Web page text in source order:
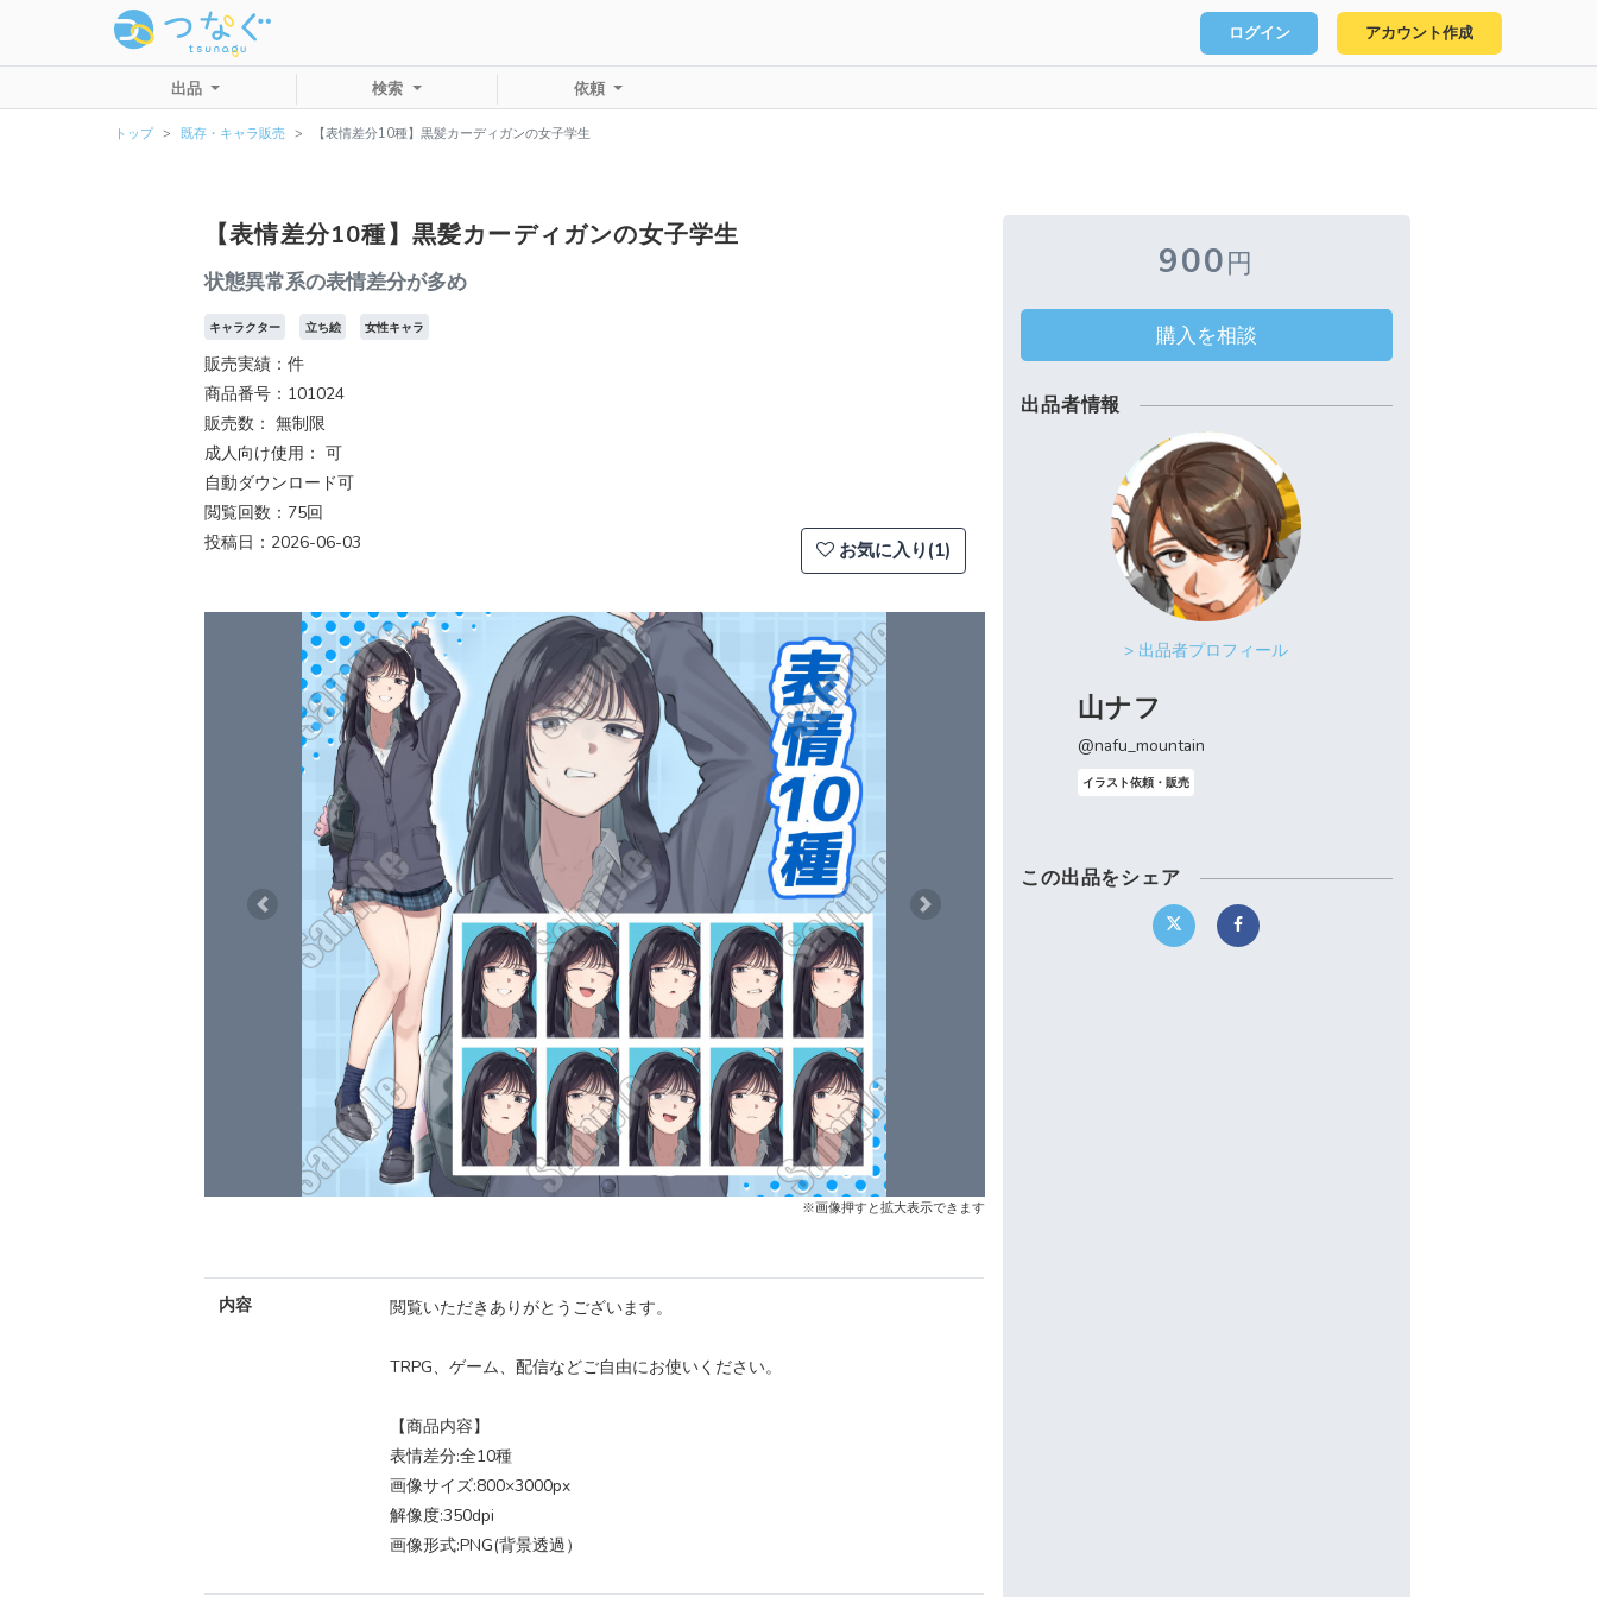
ログイン アカウント作成
出品 検索 依頼
トップ 既存・キャラ販売 【表情差分10種】黒髪カーディガンの女子学生
【表情差分10種】黒髪カーディガンの女子学生
状態異常系の表情差分が多め
キャラクター 立ち絵 女性キャラ
販売実績：件
商品番号：101024
販売数： 無制限
成人向け使用： 可
自動ダウンロード可
閲覧回数：75回
投稿日：2026-06-03
お気に入り(1)
Previous Next
※画像押すと拡大表示できます
内容 閲覧いただきありがとうございます。
TRPG、ゲーム、配信などご自由にお使いください。
【商品内容】
表情差分:全10種
画像サイズ:800×3000px
解像度:350dpi
画像形式:PNG(背景透過）
900円
購入を相談
出品者情報
> 出品者プロフィール
山ナフ
@nafu_mountain
イラスト依頼・販売
この出品をシェア